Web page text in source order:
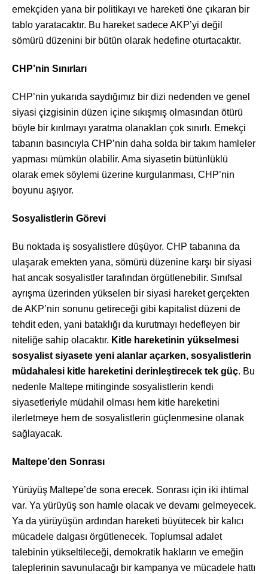
emekçiden yana bir politikayı ve hareketi öne çıkaran bir
tablo yaratacaktır. Bu hareket sadece AKP’yi değil
sömürü düzenini bir bütün olarak hedefine oturtacaktır.
CHP’nin Sınırları
CHP’nin yukarıda saydığımız bir dizi nedenden ve genel
siyasi çizgisinin düzen içine sıkışmış olmasından ötürü
böyle bir kırılmayı yaratma olanakları çok sınırlı. Emekçi
tabanın basıncıyla CHP’nin daha solda bir takım hamleler
yapması mümkün olabilir. Ama siyasetin bütünlüklü
olarak emek söylemi üzerine kurgulanması, CHP’nin
boyunu aşıyor.
Sosyalistlerin Görevi
Bu noktada iş sosyalistlere düşüyor. CHP tabanına da
ulaşarak emekten yana, sömürü düzenine karşı bir siyasi
hat ancak sosyalistler tarafından örgütlenebilir. Sınıfsal
ayrışma üzerinden yükselen bir siyasi hareket gerçekten
de AKP’nin sonunu getireceği gibi kapitalist düzeni de
tehdit eden, yani bataklığı da kurutmayı hedefleyen bir
niteliğe sahip olacaktır. Kitle hareketinin yükselmesi
sosyalist siyasete yeni alanlar açarken, sosyalistlerin
müdahalesi kitle hareketini derinleştirecek tek güç. Bu
nedenle Maltepe mitinginde sosyalistlerin kendi
siyasetleriyle müdahil olması hem kitle hareketini
ilerletmeye hem de sosyalistlerin güçlenmesine olanak
sağlayacak.
Maltepe’den Sonrası
Yürüyüş Maltepe’de sona erecek. Sonrası için iki ihtimal
var. Ya yürüyüş son hamle olacak ve devamı gelmeyecek.
Ya da yürüyüşün ardından hareketi büyütecek bir kalıcı
mücadele dalgası örgütlenecek. Toplumsal adalet
talebinin yükseltileceği, demokratik hakların ve emeğin
taleplerinin savunulacağı bir kampanya ve mücadele hattı